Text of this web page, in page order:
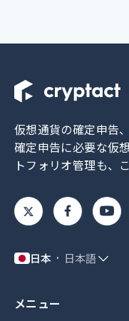
仮想通貨の確定申告
確定申告に必要な仮
トフォリオ管理も、
日本 日本語
メニュー